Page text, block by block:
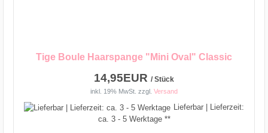
Tige Boule Haarspange "Mini Oval" Classic
14,95EUR / Stück
inkl. 19% MwSt. zzgl. Versand
Lieferbar | Lieferzeit:
ca. 3 - 5 Werktage **